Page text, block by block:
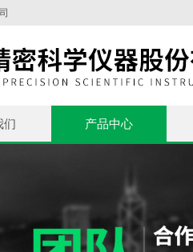
们 产品中心